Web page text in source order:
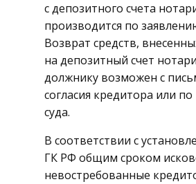
с депозитного счета
производится по
Возврат средств,
на депозитный счет
должнику возможен с
согласия кредитора или
суда.
В соответствии с
ГК РФ общим сроком
невостребованные